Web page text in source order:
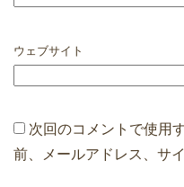
ウェブサイト
次回のコメントで使用
前、メールアドレス、サ